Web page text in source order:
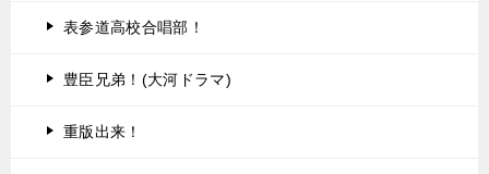
表参道高校合唱部！
豊臣兄弟！(大河ドラマ)
重版出来！